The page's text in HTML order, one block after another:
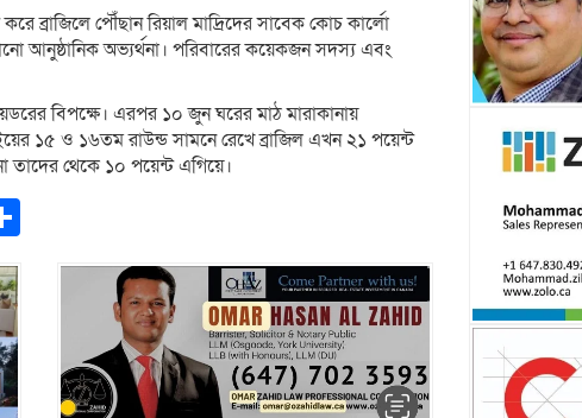
ব্রাজিলে পৌঁছান রিয়াল মাদ্রিদের সাবেক কোচ কার্লো
আনুষ্ঠানিক অভ্যর্থনা। পরিবারের কয়েকজন সদস্য এবং
বিপক্ষে। এরপর ১০ জুন ঘরের মাঠ মারাকানায়
১৫ ও ১৬তম রাউন্ড সামনে রেখে ব্রাজিল এখন ২১ পয়েন্ট
তাদের থেকে ১০ পয়েন্ট এগিয়ে।